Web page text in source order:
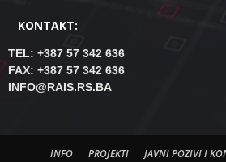
KONTAKT:
TEL: +387 57 342 636
FAX: +387 57 342 636
INFO@RAIS.RS.BA
INFO PROJEKTI JAVNI POZIVI I